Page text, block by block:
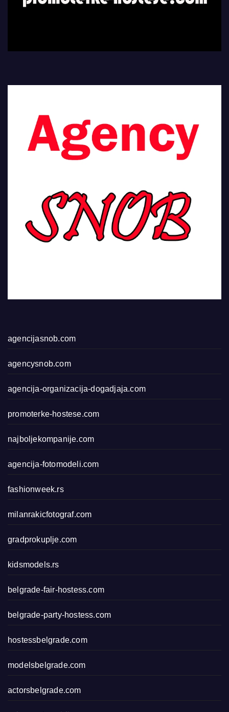
agencijasnob.com
agencysnob.com
agencija-organizacija-dogadjaja.com
promoterke-hostese.com
najboljekompanije.com
agencija-fotomodeli.com
fashionweek.rs
milanrakicfotograf.com
gradprokuplje.com
kidsmodels.rs
belgrade-fair-hostess.com
belgrade-party-hostess.com
hostessbelgrade.com
modelsbelgrade.com
actorsbelgrade.com